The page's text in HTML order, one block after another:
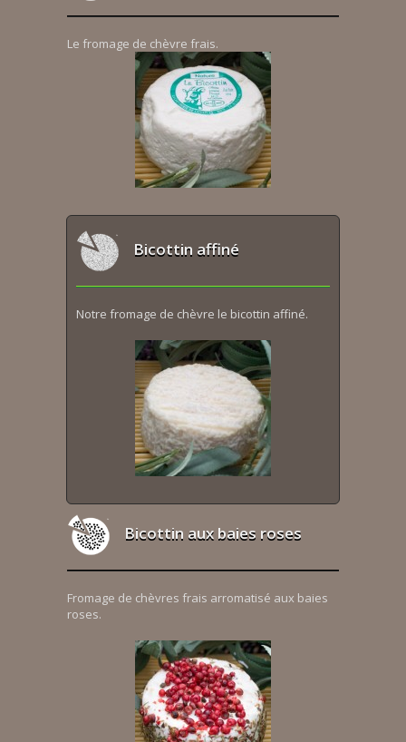
Le fromage de chèvre frais.
Bicottin affiné
Notre fromage de chèvre le bicottin affiné.
Bicottin aux baies roses
Fromage de chèvres frais arromatisé aux baies
roses.